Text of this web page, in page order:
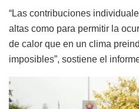
“Las contribuciones
altas como para permitir la
de calor que en un clima
imposibles”, sostiene el